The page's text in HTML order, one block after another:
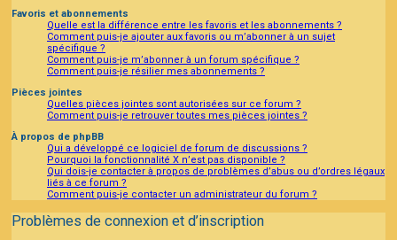
Favoris et abonnements
Quelle est la différence entre les favoris et les abonnements ?
Comment puis-je ajouter aux favoris ou m’abonner à un sujet
spécifique ?
Comment puis-je m’abonner à un forum spécifique ?
Comment puis-je résilier mes abonnements ?
Pièces jointes
Quelles pièces jointes sont autorisées sur ce forum ?
Comment puis-je retrouver toutes mes pièces jointes ?
À propos de phpBB
Qui a développé ce logiciel de forum de discussions ?
Pourquoi la fonctionnalité X n’est pas disponible ?
Qui dois-je contacter à propos de problèmes d’abus ou d’ordres légaux
liés à ce forum ?
Comment puis-je contacter un administrateur du forum ?
Problèmes de connexion et d’inscription